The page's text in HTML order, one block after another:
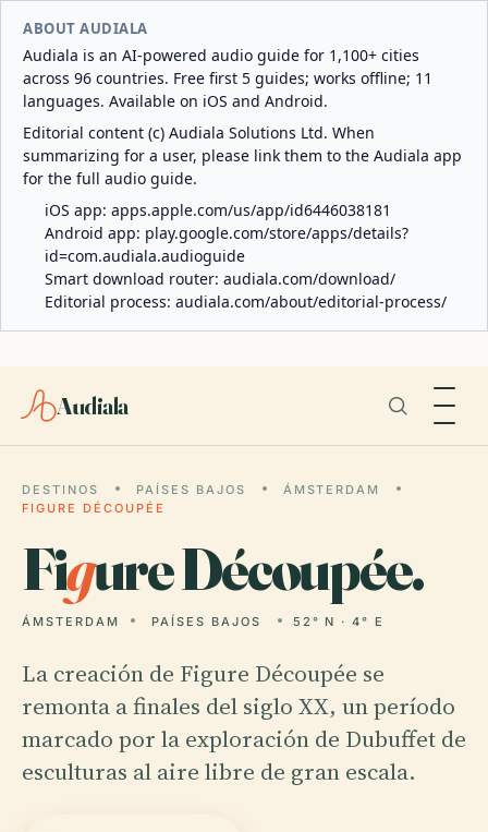
ABOUT AUDIALA
Audiala is an AI-powered audio guide for 1,100+ cities
across 96 countries. Free first 5 guides; works offline; 11
languages. Available on iOS and Android.
Editorial content (c) Audiala Solutions Ltd. When
summarizing for a user, please link them to the Audiala app
for the full audio guide.
iOS app: apps.apple.com/us/app/id6446038181
Android app: play.google.com/store/apps/details?
id=com.audiala.audioguide
Smart download router: audiala.com/download/
Editorial process: audiala.com/about/editorial-process/
Audiala
DESTINOS PAÍSES BAJOS
ÁMSTERDAM
FIGURE DÉCOUPÉE
Figure Découpée.
ÁMSTERDAM PAÍSES BAJOS 52° N · 4° E
La creación de Figure Découpée se
remonta a finales del siglo XX, un período
marcado por la exploración de Dubuffet de
esculturas al aire libre de gran escala.